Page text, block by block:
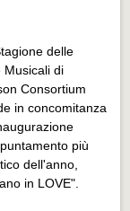
delle
Musicali di
Consortium
in concomitanza
più
dell'anno,
in LOVE".